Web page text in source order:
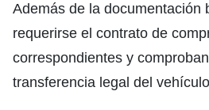
Además de la documentación
requerirse el contrato de
correspondientes y
transferencia legal del